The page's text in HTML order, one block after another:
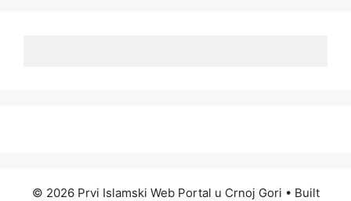
© 2026 Prvi Islamski Web Portal u Crnoj Gori • Built